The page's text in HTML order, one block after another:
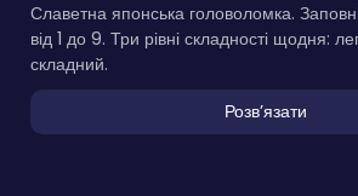
Славетна японська головоломка.
від 1 до 9. Три рівні складності щодня:
складний.
Розвʼязати